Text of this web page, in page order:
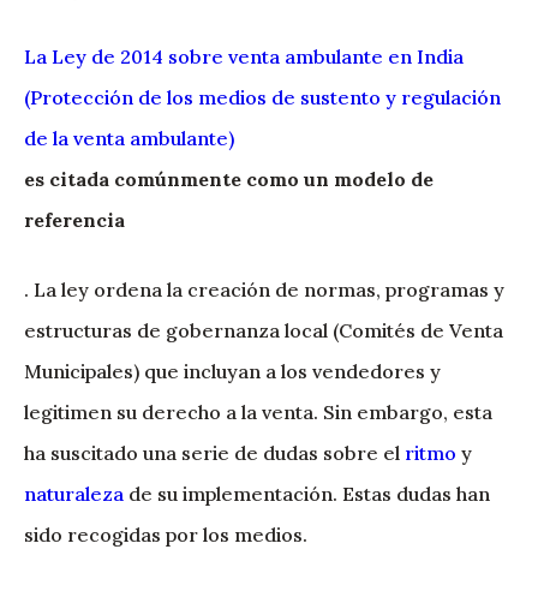
La Ley de 2014 sobre venta ambulante en India
(Protección de los medios de sustento y regulación
de la venta ambulante)
es citada comúnmente como un modelo de
referencia
. La ley ordena la creación de normas, programas y
estructuras de gobernanza local (Comités de Venta
Municipales) que incluyan a los vendedores y
legitimen su derecho a la venta. Sin embargo, esta
ha suscitado una serie de dudas sobre el ritmo y
naturaleza de su implementación. Estas dudas han
sido recogidas por los medios.